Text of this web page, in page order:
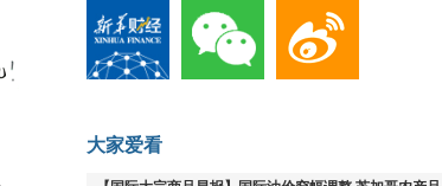
大家爱看